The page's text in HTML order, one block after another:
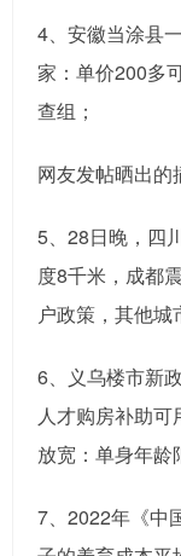
4、安徽当涂县
家：单价200多
查组；
网友发帖晒出的
5、28日晚，四
度8千米，成都
户政策，其他城
6、义乌楼市新
人才购房补助
放宽：单身年龄
7、2022年《中